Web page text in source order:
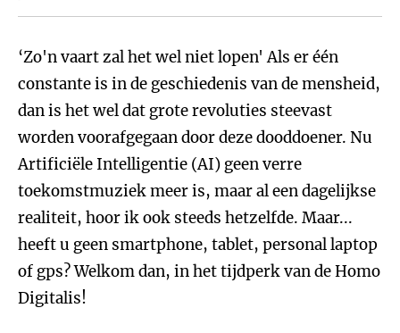
‘Zo'n vaart zal het wel niet lopen' Als er één
constante is in de geschiedenis van de mensheid,
dan is het wel dat grote revoluties steevast
worden voorafgegaan door deze dooddoener. Nu
Artificiële Intelligentie (AI) geen verre
toekomstmuziek meer is, maar al een dagelijkse
realiteit, hoor ik ook steeds hetzelfde. Maar...
heeft u geen smartphone, tablet, personal laptop
of gps? Welkom dan, in het tijdperk van de Homo
Digitalis!